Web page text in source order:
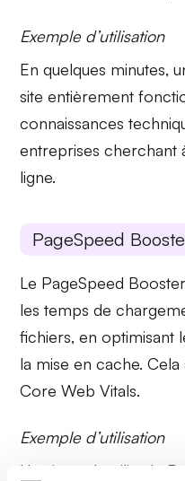
Exemple d’utilisation
En quelques minutes,
site entièrement
connaissances
entreprises cherchant
ligne.
PageSpeed
Le PageSpeed Booster
lestemps de
fichiers, en optimisant
la mise en cache.
Core Web Vitals.
Exemple d’utilisation
Un site web utilise le